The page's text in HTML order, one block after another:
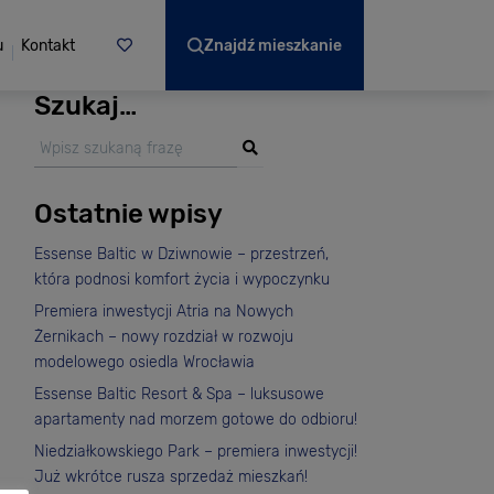
Kontakt Znajdź mieszkanie
Szukaj…
Ostatnie wpisy
Essense Baltic w Dziwnowie – przestrzeń,
która podnosi komfort życia i wypoczynku
Premiera inwestycji Atria na Nowych
Żernikach – nowy rozdział w rozwoju
modelowego osiedla Wrocławia
Essense Baltic Resort & Spa – luksusowe
apartamenty nad morzem gotowe do odbioru!
Niedziałkowskiego Park – premiera inwestycji!
Już wkrótce rusza sprzedaż mieszkań!